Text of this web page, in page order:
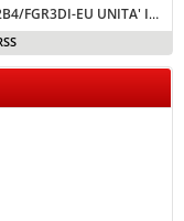
ARIELLI CLIMATIZZATORE BY AUX ASW-H12B4/FGR3DI-EU UNITA' INTERNA + ESTERNA - 12000 BTU